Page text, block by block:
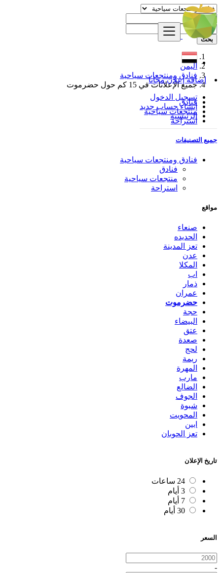
إضافة إعلان مجانا
تسجيل الدخول
إنشاء حساب جديد
الرئيسية
بحث
اليمن
فنادق ومنتجعات سياحية
جميع الإعلانات في 15 كم حول حضرموت
فنادق
منتجعات سياحية
استراحة
جميع التصنيفات
فنادق ومنتجعات سياحية
فنادق
منتجعات سياحية
استراحة
مواقع
صنعاء
الحديده
تعز المدينة
عدن
المكلا
اب
ذمار
عمران
حضرموت
حجة
البيضاء
عتق
صعدة
لحج
ريمة
المهرة
مارب
الضالع
الجوف
شبوة
المحويت
ابين
تعز الحوبان
تاريخ الإعلان
24 ساعات
3 أيام
7 أيام
30 أيام
السعر
-